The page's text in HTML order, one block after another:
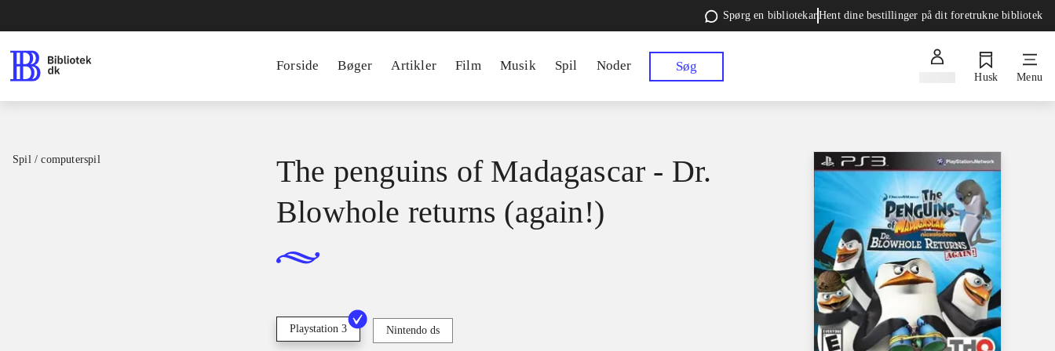
Spørg en bibliotekarHent dine bestillinger på dit foretrukne bibliotek
Forside Bøger Artikler Film Musik Spil Noder Søg
Husk Menu
Spil / computerspil
The penguins of Madagascar - Dr.
Blowhole returns (again!)
Playstation 3 Nintendo ds